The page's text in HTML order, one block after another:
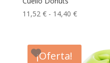
11,52 € - 14,40 €Rango
desde
11,52 €
¡Oferta!